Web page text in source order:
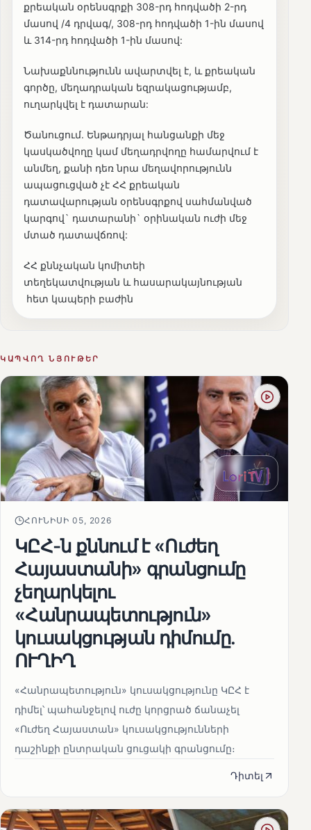
քրեական օրենսգրքի 308-րդ հոդվածի 2-րդ
մասով /4 դրվագ/, 308-րդ հոդվածի 1-ին մասով
և 314-րդ հոդվածի 1-ին մասով:
Նախաքննությունն ավարտվել է, և քրեական
գործը, մեղադրական եզրակացությամբ,
ուղարկվել է դատարան:
Ծանուցում. Ենթադրյալ հանցանքի մեջ
կասկածվողը կամ մեղադրվողը համարվում է
անմեղ, քանի դեռ նրա մեղավորությունն
ապացուցված չէ ՀՀ քրեական
դատավարության օրենսգրքով սահմանված
կարգով` դատարանի` օրինական ուժի մեջ
մտած դատավճռով:
ՀՀ քննչական կոմիտեի
տեղեկատվության և հասարակայնության
հետ կապերի բաժին
ԿԱՊՎՈՂ ՆՅՈՒԹԵՐ
ՀՈՒՆԻՍԻ 05, 2026
ԿԸՀ-ն քննում է «Ուժեղ
Հայաստանի» գրանցումը
չեղարկելու
«Հանրապետություն»
կուսակցության դիմումը.
ՈՒՂԻՂ
«Հանրապետություն» կուսակցությունը ԿԸՀ է
դիմել՝ պահանջելով ուժը կորցրած ճանաչել
«Ուժեղ Հայաստան» կուսակցությունների
դաշինքի ընտրական ցուցակի գրանցումը։
Դիտել